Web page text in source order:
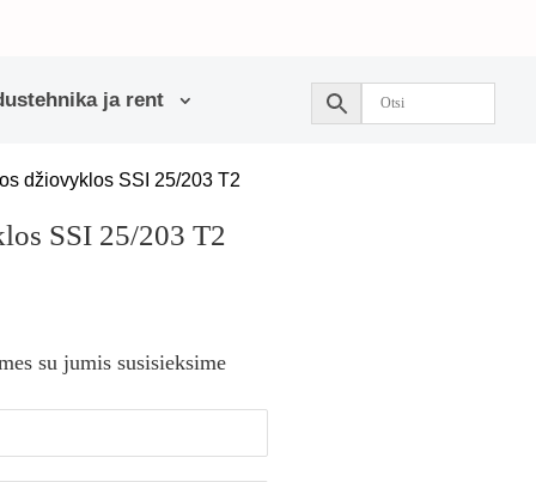
ja rent
džiovyklos SSI 25/203 T2
SSI 25/203 T2
su jumis susisieksime